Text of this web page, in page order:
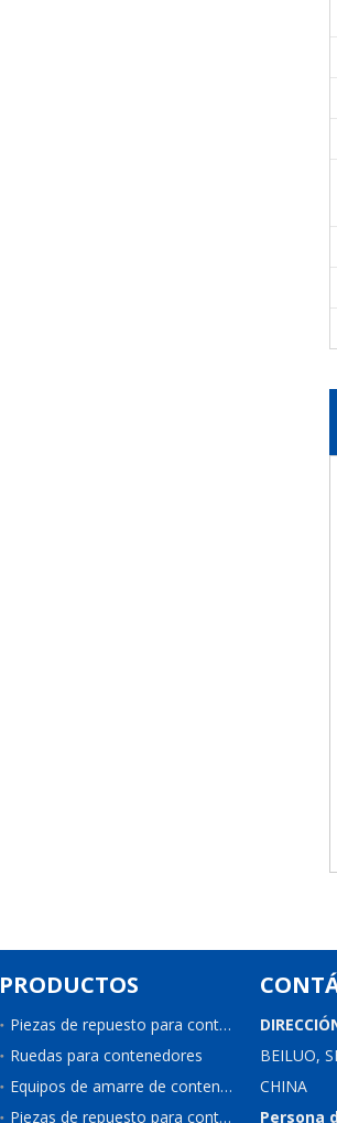
PRODUCTOS
Piezas de repuesto para contenedores
Ruedas para contenedores
Equipos de amarre de contenedores
Piezas de repuesto para contenedores de refrigeración
BEILUO,
CHINA
Persona